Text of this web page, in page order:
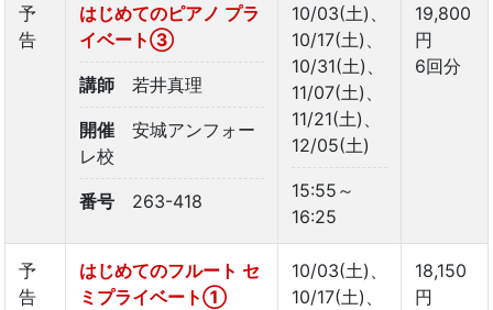
予
告
はじめてのピアノ プラ
イベート➂
講師 若井真理
開催
安城アンフォー
レ校
番号 263-418
10/03(土)、
10/17(土)、
10/31(土)、
11/07(土)、
11/21(土)、
12/05(土)
15:55～
16:25
19,800
円
6回分
予
告
はじめてのフルート セ
ミプライベート①
10/03(土)、
10/17(土)、
18,150
円